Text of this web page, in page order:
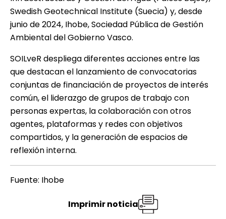
Swedish Geotechnical Institute (Suecia) y, desde
junio de 2024, Ihobe, Sociedad Pública de Gestión
Ambiental del Gobierno Vasco.
SOILveR despliega diferentes acciones entre las
que destacan el lanzamiento de convocatorias
conjuntas de financiación de proyectos de interés
común, el liderazgo de grupos de trabajo con
personas expertas, la colaboración con otros
agentes, plataformas y redes con objetivos
compartidos, y la generación de espacios de
reflexión interna.
Fuente: Ihobe
Imprimir noticia